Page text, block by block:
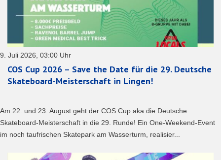
9. Juli 2026, 03:00 Uhr
COS Cup 2026 – Save the Date für die 29. Deutsche
Skateboard-Meisterschaft in Lingen!
Am 22. und 23. August geht der COS Cup aka die Deutsche
Skateboard-Meisterschaft in die 29. Runde! Ein One-Weekend-Event
im noch taufrischen Skatepark am Wasserturm, realisier...